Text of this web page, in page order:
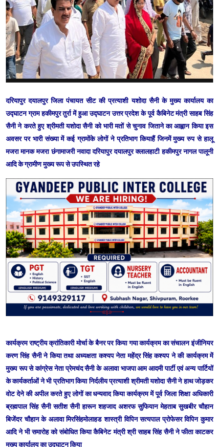
दरियापुर दयालपुर जिला पंचायत सीट की प्रत्याशी यशोदा सैनी के मुख्य कार्यालय का
उद्घाटन ग्राम हकीमपुर तुर्रा में हुआ उद्घाटन उत्तर प्रदेश के पूर्व कैबिनेट मंत्री साहब सिंह
सैनी ने करते हुए श्रीमती यशोदा सैनी को भारी मतों से चुनाव जिताने का आह्वान किया इस
अवसर पर भारी संख्या में कई ग्रामोंके लोगों ने प्रतिभाग कियाहैं जिनमें मुख्य रुप से हालू
मजरा मानक मजरा छंगामाजरी नवादा दरियापुर दयालपुर क्लालहाटी हकीमपुर नागल पालूनी
आदि के ग्रामीण मुख्य रूप से उपस्थित रहे
कार्यक्रम राष्ट्रीय क्रांतिकारी मोर्चा के बैनर पर किया गया कार्यक्रम का संचालन इंजीनियर
करण सिंह सैनी ने किया तथा अध्यक्षता कश्यप नेता महेंद्र सिंह कश्यप ने की कार्यक्रम में
मुख्य रूप से कांग्रेस नेता प्रेमचंद सैनी के अलावा भाजपा आम आदमी पार्टी एवं अन्य पार्टियों
के कार्यकर्ताओं ने भी प्रतिभाग किया निर्दलीय प्रत्याशी श्रीमती यशोदा सैनी ने हाथ जोड़कर
वोट देने की अपील करते हुए लोगों का धन्यवाद किया कार्यक्रम में पूर्व जिला शिक्षा अधिकारी
ब्रह्मपाल सिंह सैनी सतीश सैनी हारून शहजाद अशरफ सुफियान मेहताब सुखबीर चौहान
बिजेंदर चौहान के अलावा मिरसिंहमोलाहड शास्त्री विपिन सत्यपाल प्रोफेसर विपिन कुमार
आदि ने भी समारोह को संबोधित किया कैबिनेट मंत्री श्री साहब सिंह सैनी ने फीता काटकर
मुख्य कार्यालय का उद्घाटन किया